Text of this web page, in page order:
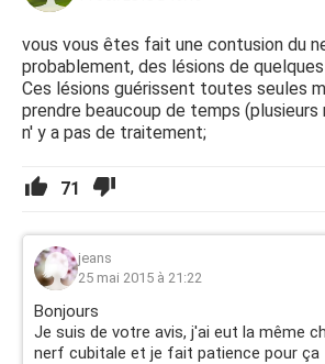
vous vous êtes fait une contusion du
probablement, des lésions de
Ces lésions guérissent toutes seules
prendre beaucoup de temps (plusieurs
n' y a pas de traitement;
71
jeans
25 mai 2015 à 21:22
Bonjours
Je suis de votre avis, j'ai eut la même
nerf cubitale et je fait patience pour ça